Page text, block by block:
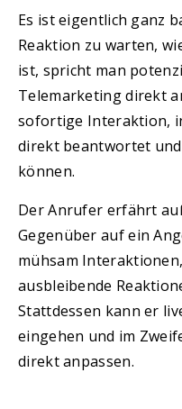
Es ist eigentlich ganz
Reaktion zu warten,
ist, spricht man
Telemarketing direkt
sofortige Interaktion,
direkt beantwortet
können.
Der Anrufer erfährt
Gegenüber auf ein
mühsam
ausbleibende
Stattdessen kann er
eingehen und im
direkt anpassen.